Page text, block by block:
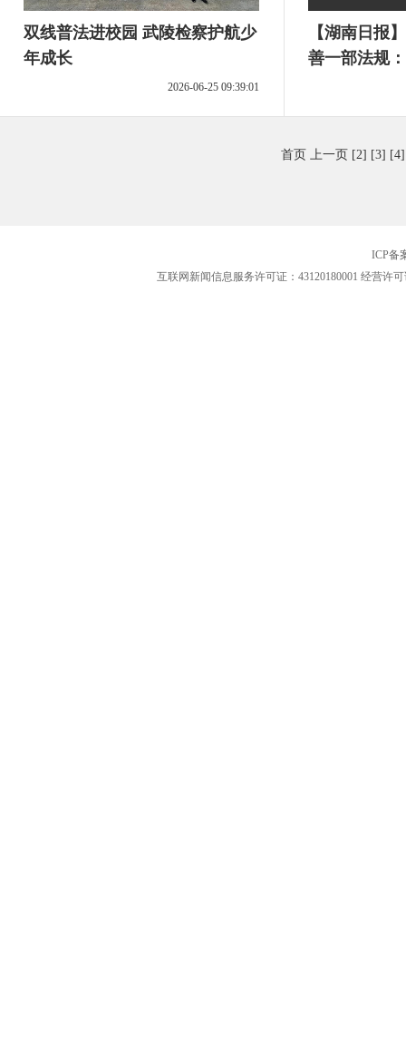
双线普法进校园 武陵检察护航少
年成长
2026-06-25 09:39:01
【湖南日报
善一部法规
首页 上一页 [2] [3] [4]
ICP备
互联网新闻信息服务许可证：43120180001 经营许可